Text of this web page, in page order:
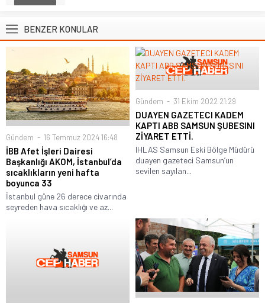
BENZER KONULAR
Gündem 16 Temmuz 2024 16:48
İBB Afet İşleri Dairesi
Başkanlığı AKOM, İstanbul’da
sıcaklıkların yeni hafta
boyunca 33
İstanbul güne 26 derece civarında
seyreden hava sıcaklığı ve az...
Gündem 31 Ekim 2022 21:29
DUAYEN GAZETECI KADEM
KAPTI ABB SAMSUN ŞUBESINI
ZİYARET ETTİ.
IHLAS Samsun Eski Bölge Müdürü
duayen gazeteci Samsun’un
sevilen sayılan...